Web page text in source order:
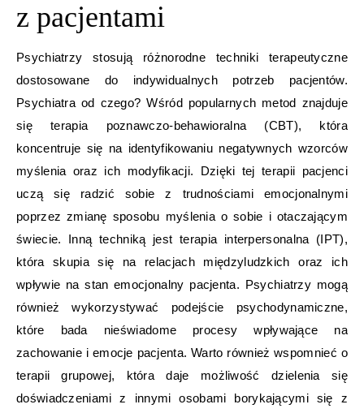
z pacjentami
Psychiatrzy stosują różnorodne techniki terapeutyczne
dostosowane do indywidualnych potrzeb pacjentów.
Psychiatra od czego? Wśród popularnych metod znajduje
się terapia poznawczo-behawioralna (CBT), która
koncentruje się na identyfikowaniu negatywnych wzorców
myślenia oraz ich modyfikacji. Dzięki tej terapii pacjenci
uczą się radzić sobie z trudnościami emocjonalnymi
poprzez zmianę sposobu myślenia o sobie i otaczającym
świecie. Inną techniką jest terapia interpersonalna (IPT),
która skupia się na relacjach międzyludzkich oraz ich
wpływie na stan emocjonalny pacjenta. Psychiatrzy mogą
również wykorzystywać podejście psychodynamiczne,
które bada nieświadome procesy wpływające na
zachowanie i emocje pacjenta. Warto również wspomnieć o
terapii grupowej, która daje możliwość dzielenia się
doświadczeniami z innymi osobami borykającymi się z